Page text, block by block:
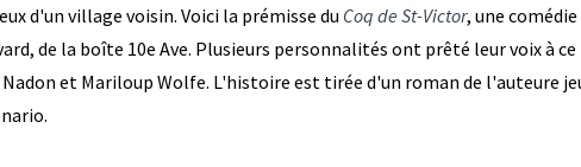
d'un village voisin. Voici la prémisse du Coq de St-Victor, une
de la boîte 10e Ave. Plusieurs personnalités ont prêté leur voix à
Nadon et Mariloup Wolfe. L'histoire est tirée d'un roman de l'auteure